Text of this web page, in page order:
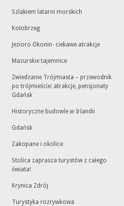
Szlakiem latarni morskich
Kołobrzeg
Jezioro Okonin- ciekawe atrakcje
Mazurskie tajemnice
Zwiedzanie Trójmiasta – przewodnik
po trójmieście: atrakcje, pensjonaty
Gdańsk
Historyczne budowle w Irlandii
Gdańsk
Zakopane i okolice
Stolica zaprasza turystów z całego
świata!
Krynica Zdrój
Turystyka rozrywkowa